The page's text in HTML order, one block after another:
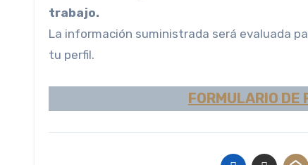
trabajo.
La información suministrada será evaluada
tu perfil.
FORMULARIO